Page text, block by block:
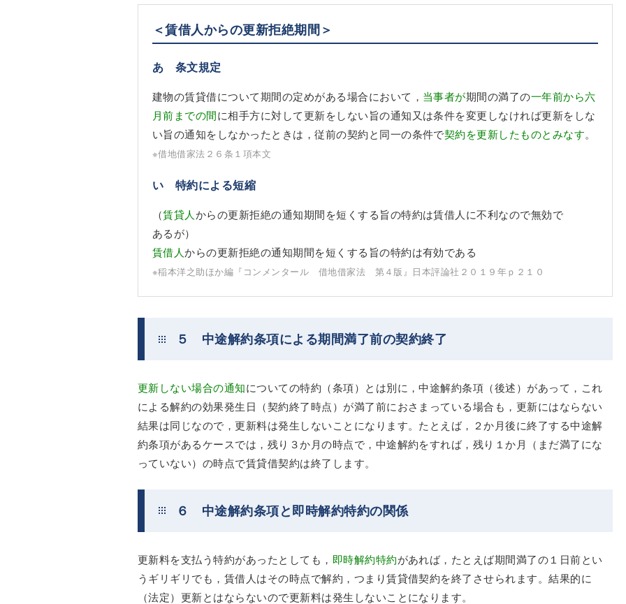
＜賃借人からの更新拒絶期間＞
あ 条文規定
建物の賃貸借について期間の定めがある場合において， 当事者が期間の満了の一年前から六
月前までの間に相手方に対して更新をしない旨の通知又は条件を変更しなければ更新をしな
い旨の通知をしなかったときは，従前の契約と同一の条件で契約を更新したものとみなす。
※借地借家法２６条１項本文
い 特約による短縮
（賃貸人からの更新拒絶の通知期間を短くする旨の特約は賃借人に不利なので無効で
あるが）
賃借人からの更新拒絶の通知期間を短くする旨の特約は有効である
※稲本洋之助ほか編『コンメンタール 借地借家法 第４版』日本評論社２０１９年ｐ２１０
５ 中途解約条項による期間満了前の契約終了
更新しない場合の通知についての特約（条項）とは別に，中途解約条項（後述）があって，これ
による解約の効果発生日（契約終了時点）が満了前におさまっている場合も，更新にはならない
結果は同じなので，更新料は発生しないことになります。たとえば，２か月後に終了する中途解
約条項があるケースでは，残り３か月の時点で，中途解約をすれば，残り１か月（まだ満了にな
っていない）の時点で賃貸借契約は終了します。
６ 中途解約条項と即時解約特約の関係
更新料を支払う特約があったとしても， 即時解約特約があれば，たとえば期間満了の１日前とい
うギリギリでも，賃借人はその時点で解約，つまり賃貸借契約を終了させられます。結果的に
（法定）更新とはならないので更新料は発生しないことになります。